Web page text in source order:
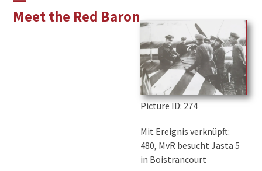
Meet the Red Baron
Open
Close
Picture ID: 274
Mit Ereignis verknüpft:
480, MvR besucht Jasta 5
in Boistrancourt